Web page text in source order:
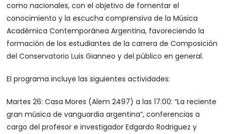
como nacionales, con el objetivo de fomentar el
conocimiento y la escucha comprensiva de la Música
Académica Contemporánea Argentina, favoreciendo la
formación de los estudiantes de la carrera de Composición
del Conservatorio Luis Gianneo y del público en general.
El programa incluye las siguientes actividades:
Martes 26: Casa Mores (Alem 2497) a las 17:00: “La reciente
gran música de vanguardia argentina”, conferencias a
cargo del profesor e investigador Edgardo Rodriguez y